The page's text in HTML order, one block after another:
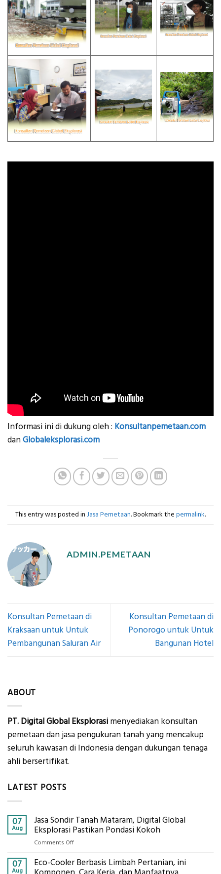
Informasi ini di dukung oleh : Konsultanpemetaan.com
danGlobaleksplorasi.com
This entry was posted in Jasa Pemetaan. Bookmark the permalink.
ADMIN.PEMETAAN
Konsultan Pemetaan di
Kraksaan untuk Untuk
Pembangunan Saluran Air
Konsultan Pemetaan di
Ponorogo untuk Untuk
Bangunan Hotel
ABOUT
PT. Digital Global Eksplorasi menyediakan konsultan
pemetaan dan jasa pengukuran tanah yang mencakup
seluruh kawasan di Indonesia dengan dukungan tenaga
ahli bersertifikat.
LATEST POSTS
07
Aug
Jasa Sondir Tanah Mataram, Digital Global
Eksplorasi Pastikan Pondasi Kokoh
Comments Offon
Sondir
Tanah
07
Aug
Eco-Cooler Berbasis Limbah Pertanian, ini